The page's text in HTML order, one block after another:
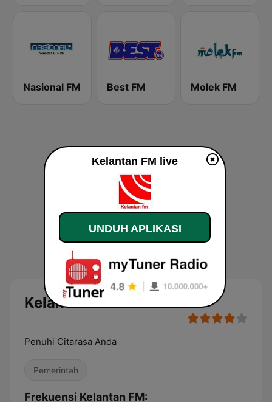
Nasional FM Best FM Molek FM
Kelantan FM
Penuhi Citarasa Anda
Pemerintah
Frekuensi Kelantan FM:
Kelantan FM live
UNDUH APLIKASI